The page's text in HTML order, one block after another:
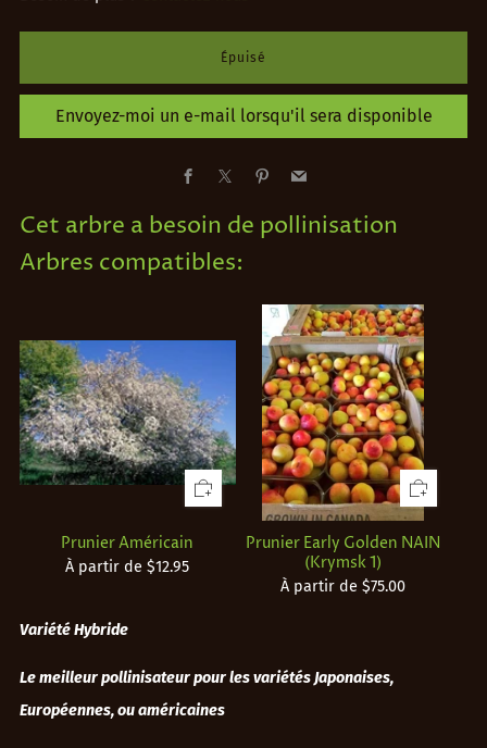
Épuisé
Envoyez-moi un e-mail lorsqu'il sera disponible
Facebook
X Pinterest
Email
Cet arbre a besoin de pollinisation
Arbres compatibles:
Prunier Américain
À partir de$12.95
Prunier Early Golden NAIN
(Krymsk 1)
À partir de$75.00
Variété Hybride
Le meilleur pollinisateur pour les variétés Japonaises,
Européennes, ou américaines